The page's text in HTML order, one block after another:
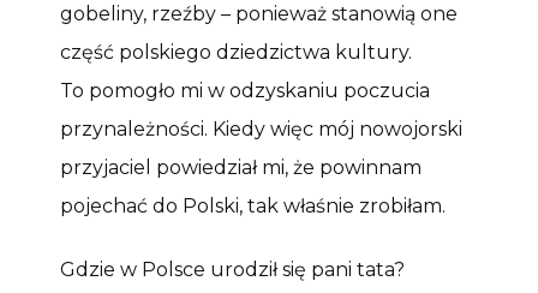
gobeliny, rzeźby – ponieważ stanowią one
część polskiego dziedzictwa kultury.
To pomogło mi w odzyskaniu poczucia
przynależności. Kiedy więc mój nowojorski
przyjaciel powiedział mi, że powinnam
pojechać do Polski, tak właśnie zrobiłam.
Gdzie w Polsce urodził się pani tata?